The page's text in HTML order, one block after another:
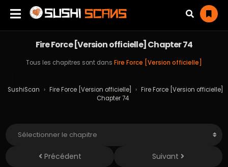
Fire Force [Version officielle] Chapter 74
Tous les chapitres sont dans Fire Force [Version officielle]
SushiScan › Fire Force [Version officielle] › Fire Force [Version officielle]
Chapter 74
Précédent Suivant